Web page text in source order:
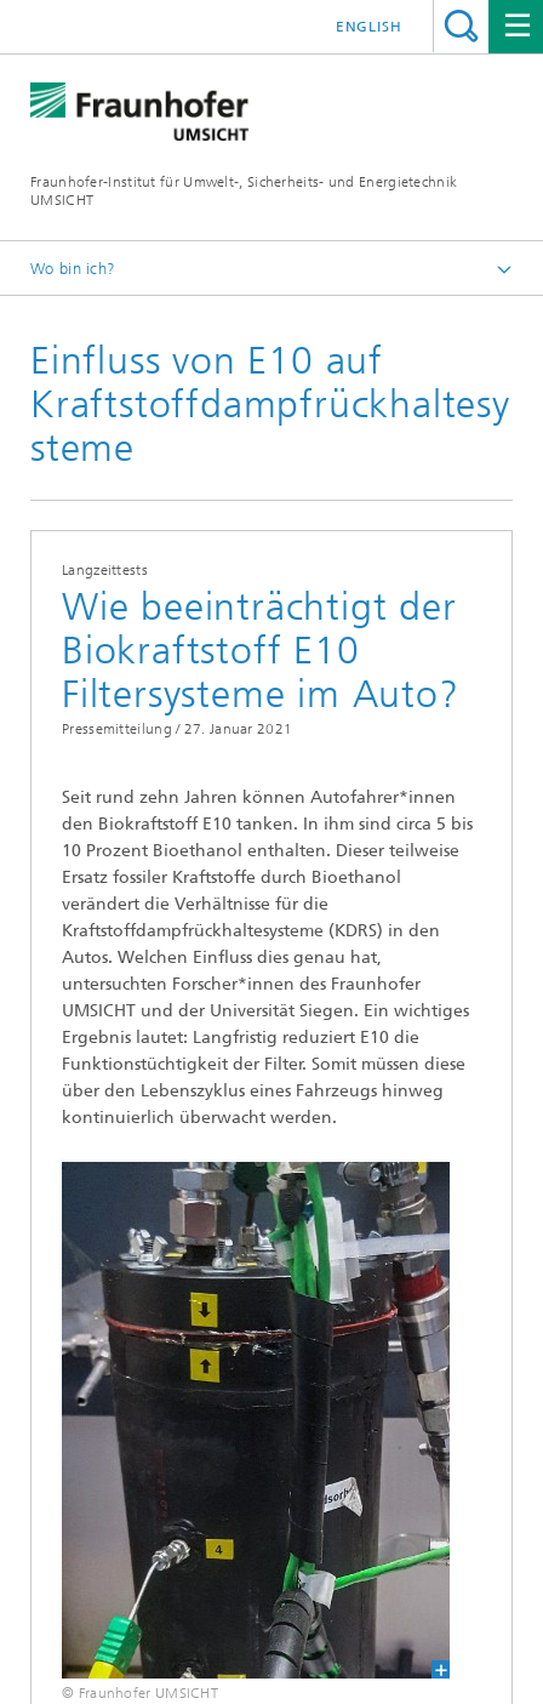
Fraunhofer-Institut für Umwelt-, Sicherheits- und Energietechnik
UMSICHT
ENGLISH
Wo bin ich?
Presse
Pressemitteilungen, Interviews und Meldungen
Einfluss von E10 auf
Kraftstoffdampfrückhaltesy
steme
Langzeittests
Wie beeinträchtigt der
Biokraftstoff E10
Filtersysteme im Auto?
Pressemitteilung / 27. Januar 2021
Seit rund zehn Jahren können Autofahrer*innen
den Biokraftstoff E10 tanken. In ihm sind circa 5 bis
10 Prozent Bioethanol enthalten. Dieser teilweise
Ersatz fossiler Kraftstoffe durch Bioethanol
verändert die Verhältnisse für die
Kraftstoffdampfrückhaltesysteme (KDRS) in den
Autos. Welchen Einfluss dies genau hat,
untersuchten Forscher*innen des Fraunhofer
UMSICHT und der Universität Siegen. Ein wichtiges
Ergebnis lautet: Langfristig reduziert E10 die
Funktionstüchtigkeit der Filter. Somit müssen diese
über den Lebenszyklus eines Fahrzeugs hinweg
kontinuierlich überwacht werden.
© Fraunhofer UMSICHT